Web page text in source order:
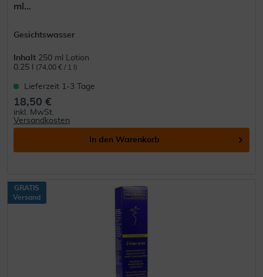
ml...
Gesichtswasser
Inhalt 250 ml Lotion
0.25 l
(74,00 € / 1 l)
Lieferzeit 1-3 Tage
18,50 €
inkl. MwSt.
Versandkosten
In den Warenkorb
GRATIS
Versand